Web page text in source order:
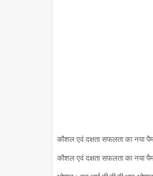
कौशल एवं दक्षता सफलता का नया
कौशल एवं दक्षता सफलता का नया